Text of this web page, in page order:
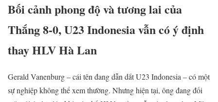
Bối cảnh phong độ và tương lai của
Thắng 8-0, U23 Indonesia vẫn có ý định
thay HLV Hà Lan
Gerald Vanenburg – cái tên đang dẫn dắt U23 Indonesia – có một
sự nghiệp không thể xem thường. Nhưng hiện tại, ông đang đối